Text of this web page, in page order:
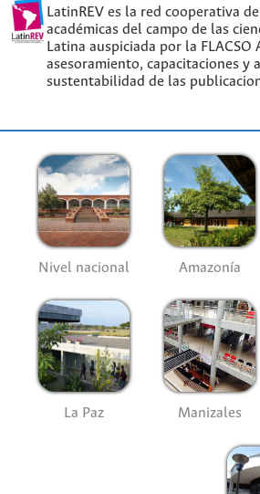
LatinREV es la red cooperativa
académicas del campo de las
Latina auspiciada por la
asesoramiento, capacitaciones y
sustentabilidad de las
Nivel nacional Amazonía
La Paz Manizales